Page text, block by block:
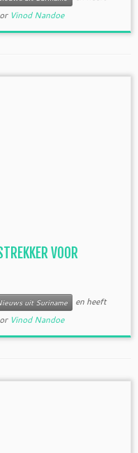
Vinod Nandoe
VOOR
uit Suriname
en heeft
Vinod Nandoe